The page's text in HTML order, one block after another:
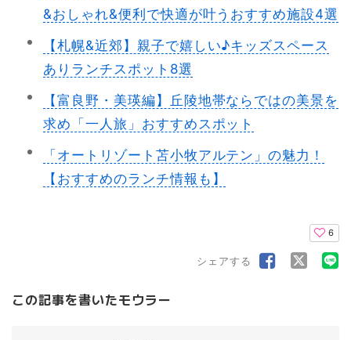
&おしゃれ&便利で快適が叶うおすすめ施設4選
【札幌&近郊】親子で嬉しい♪キッズスペース
ありランチスポット8選
【富良野・美瑛編】丘陵地帯ならではの美景を
求め「一人旅」おすすめスポット
「オートリゾート苫小牧アルテン」の魅力！
【おすすめのランチ情報も】
6
シェアする
この記事を書いたモウラー